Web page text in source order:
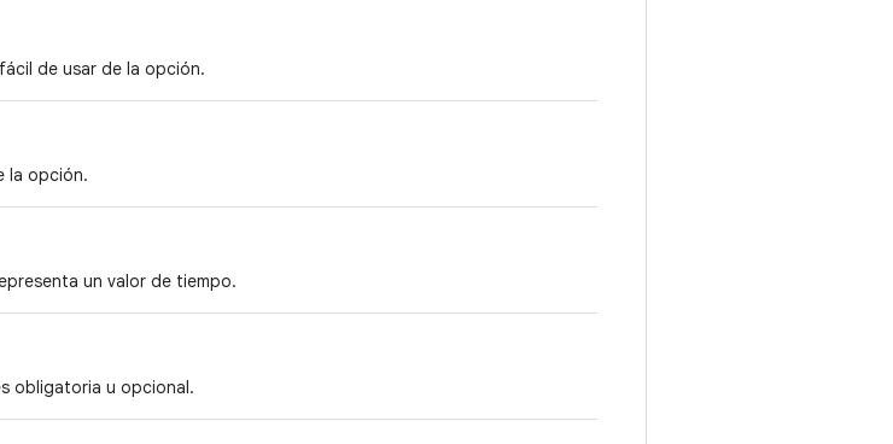
de usar de la opción.
la opción.
un valor de tiempo.
obligatoria u opcional.